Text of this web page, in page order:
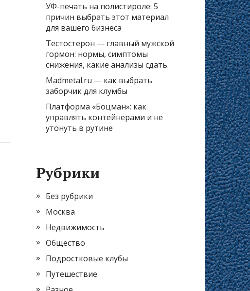
УФ-печать на полистироле: 5
причин выбрать этот материал
для вашего бизнеса
Тестостерон — главный мужской
гормон: нормы, симптомы
снижения, какие анализы сдать.
Madmetal.ru — как выбрать
заборчик для клумбы
Платформа «Боцман»: как
управлять контейнерами и не
утонуть в рутине
Рубрики
Без рубрики
Москва
Недвижимость
Общество
Подростковые клубы
Путешествие